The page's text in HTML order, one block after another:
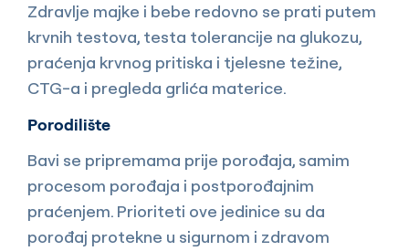
Zdravlje majke i bebe redovno se prati putem
krvnih testova, testa tolerancije na glukozu,
praćenja krvnog pritiska i tjelesne težine,
CTG-a i pregleda grlića materice.
Porodilište
Bavi se pripremama prije porođaja, samim
procesom porođaja i postporođajnim
praćenjem. Prioriteti ove jedinice su da
porođaj protekne u sigurnom i zdravom